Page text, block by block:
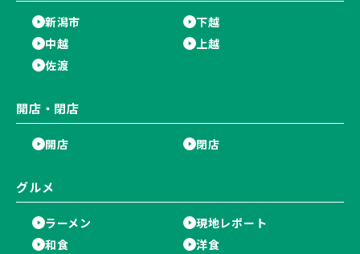
新潟市
下越
中越
上越
佐渡
開店・閉店
開店 閉店
グルメ
ラーメン
現地レポート
和食
洋食